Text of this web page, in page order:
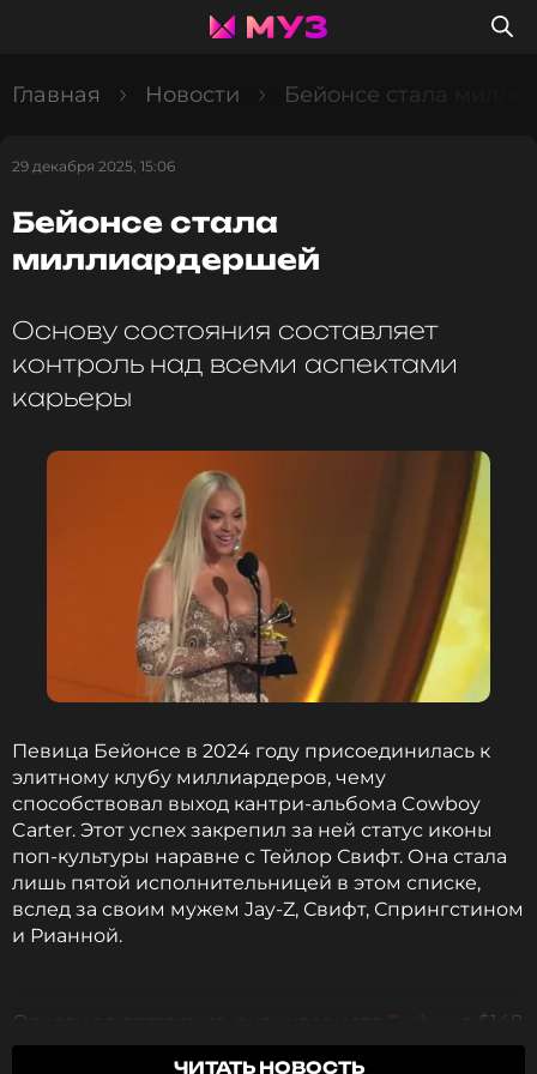
Главная Новости Бейонсе стала
29 декабря 2025, 15:06
Бейонсе стала
миллиардершей
Основу состояния составляет
контроль над всеми аспектами
карьеры
Певица Бейонсе в 2024 году присоединилась к
элитному клубу миллиардеров, чему
способствовал выход кантри-альбома Cowboy
Carter. Этот успех закрепил за ней статус иконы
поп-культуры наравне с Тейлор Свифт. Она стала
лишь пятой исполнительницей в этом списке,
вслед за своим мужем Jay-Z, Свифт, Спрингстином
и Рианной.
Основу ее состояния, оцениваемого Forbes
в $148
млн дохода до налогов в 2025 году, составляет
ЧИТАТЬ НОВОСТЬ